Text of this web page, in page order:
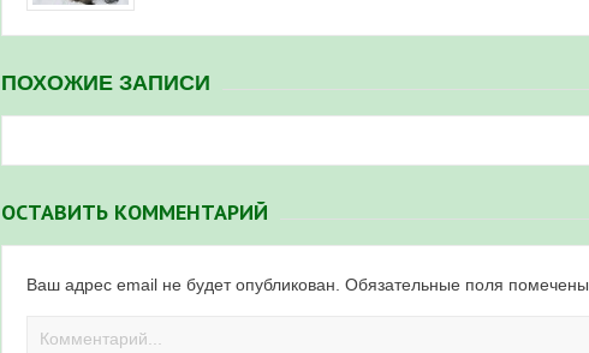
ПОХОЖИЕ ЗАПИСИ
ОСТАВИТЬ КОММЕНТАРИЙ
Ваш адрес email не будет опубликован. Обязательные поля помечены